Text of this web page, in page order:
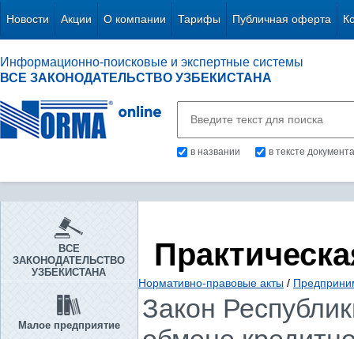
Новости Акции О компании Тарифы Публичная оферта
Информационно-поисковые и экспертные системы
ВСЕ ЗАКОНОДАТЕЛЬСТВО УЗБЕКИСТАНА
в названии в тексте документа
ВСЕ
ЗАКОНОДАТЕЛЬСТВО
УЗБЕКИСТАНА
Малое предприятие
Нормативно-правовые акты /
Закон